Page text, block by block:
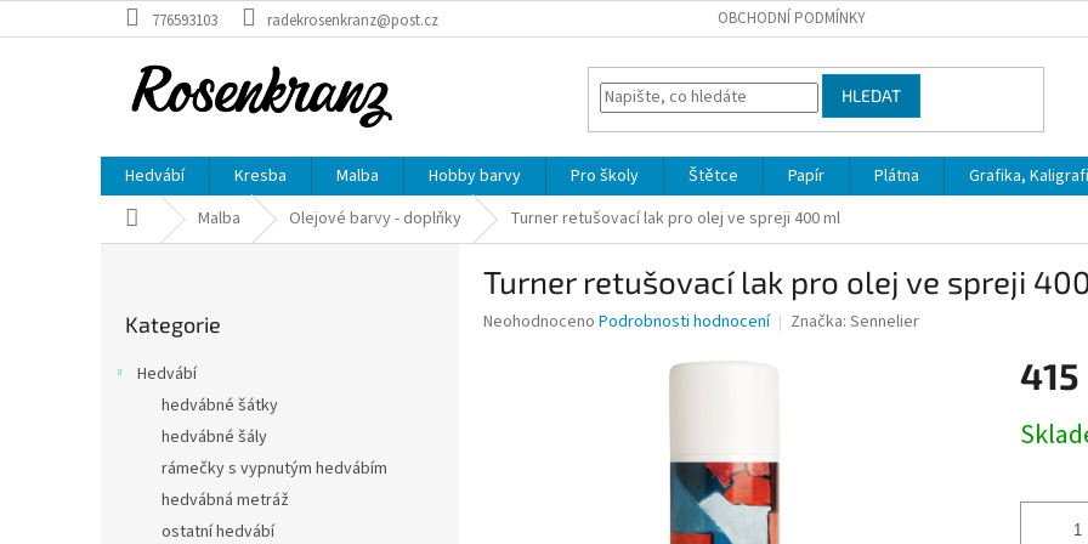
na
776593103 radekrosenkranz@post.cz OBCHODNÍ PODMÍNKY
HLEDAT
Hedvábí Kresba Malba Hobby barvy Pro školy Štětce Papír Plátna Grafika,
Domů Malba Olejové barvy - doplňky Turner retušovací lak pro olej ve spreji 400 ml
kategorie
Kategorie
Hedvábí
hedvábné šátky
hedvábné šály
rámečky s vypnutým hedvábím
hedvábná metráž
ostatní hedvábí
Turner retušovací lak pro olej ve spreji
Průměrné
Neohodnoceno Podrobnosti hodnocení Značka: Sennelier
415
cena: